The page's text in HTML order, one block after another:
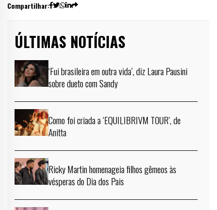
Compartilhar:
ÚLTIMAS NOTÍCIAS
‘Fui brasileira em outra vida’, diz Laura Pausini
sobre dueto com Sandy
Como foi criada a ‘EQUILIBRIVM TOUR’, de
Anitta
Ricky Martin homenageia filhos gêmeos às
vésperas do Dia dos Pais